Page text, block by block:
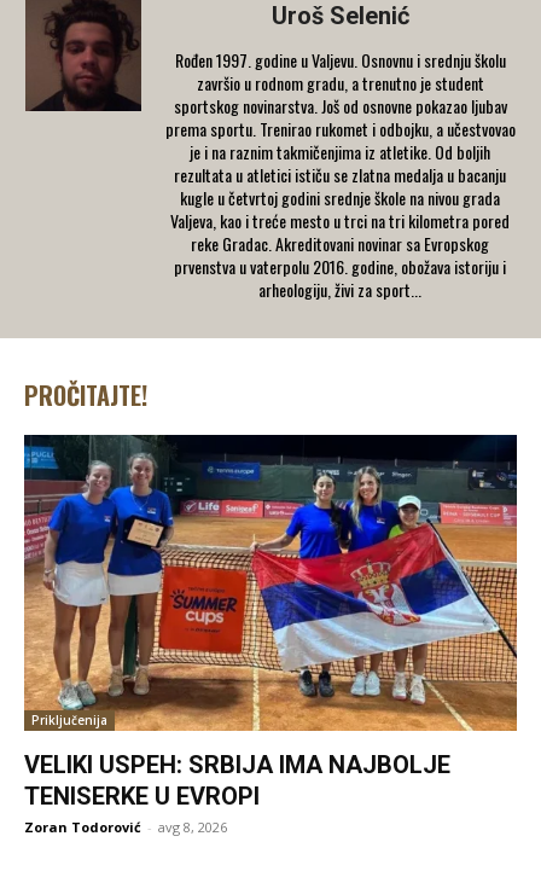
Uroš Selenić
Rođen 1997. godine u Valjevu. Osnovnu i srednju školu
završio u rodnom gradu, a trenutno je student
sportskog novinarstva. Još od osnovne pokazao ljubav
prema sportu. Trenirao rukomet i odbojku, a učestvovao
je i na raznim takmičenjima iz atletike. Od boljih
rezultata u atletici ističu se zlatna medalja u bacanju
kugle u četvrtoj godini srednje škole na nivou grada
Valjeva, kao i treće mesto u trci na tri kilometra pored
reke Gradac. Akreditovani novinar sa Evropskog
prvenstva u vaterpolu 2016. godine, obožava istoriju i
arheologiju, živi za sport...
PROČITAJTE!
Priključenija
VELIKI USPEH: SRBIJA IMA NAJBOLJE
TENISERKE U EVROPI
Zoran Todorović - avg 8, 2026